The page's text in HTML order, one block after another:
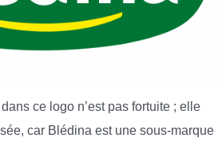
ce logo n’est pas fortuite ; elle
car Blédina est une sous-marque